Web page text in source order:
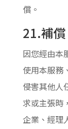
償。
21.補償
因您經由本
使用本服務
侵害其他人
求或主張時
企業、經理